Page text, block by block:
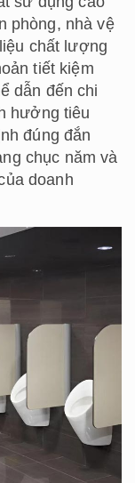
phòng, nhà vệ
chất lượng
tiết kiệm
dẫn đến chi
hưởng tiêu
đúng đắn
chục năm và
doanh